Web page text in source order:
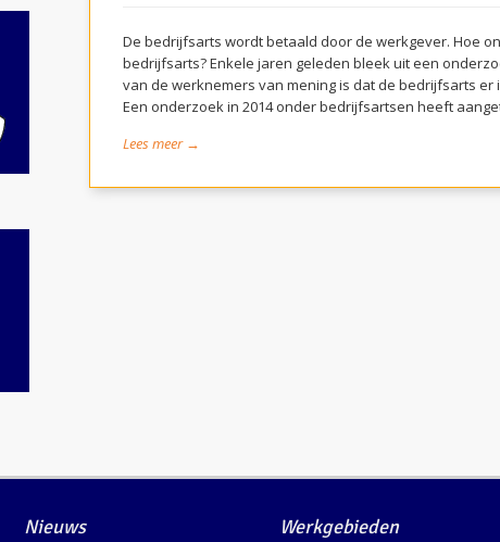
De bedrijfsarts wordt betaald door de werkgever. Hoe
bedrijfsarts? Enkele jaren geleden bleek uit een
van de werknemers van mening is dat de bedrijfsarts er
Een onderzoek in 2014 onder bedrijfsartsen heeft
Lees meer →
Nieuws Werkgebieden